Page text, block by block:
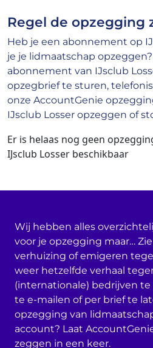
Regel de opzegging
Heb je een abonnement op
je je lidmaatschap
abonnement van IJsclub
opzegbrief te sturen,
onze AccountGenie
IJsclub Losser opzeggen of
Er is helaas nog geen
IJsclub Losser beschikbaar
Wij hebben alles
voor je opzegging maar…
verhuizing of emigeren
weer hetzelfde verhaal
(internationale) bedrijven
te e-mailen of per brief te
opzegging van
account? Laat
zeggen in een keer.